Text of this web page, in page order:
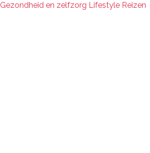
Gezondheid en zelfzorg Lifestyle Reizen